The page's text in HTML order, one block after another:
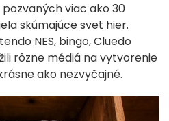
viac ako 30
skúmajúce svet hier.
NES, bingo, Cluedo
rôzne médiá na vytvorenie
ako nezvyčajné.